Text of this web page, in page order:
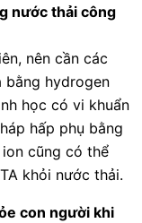
nước thải công
nên cần các
bằng hydrogen
học có vi khuẩn
hấp phụ bằng
cũng có thể
khỏi nước thải.
con người khi